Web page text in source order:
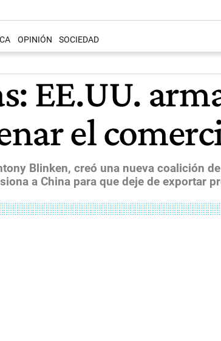
OPINIÓN SOCIEDAD
EE.UU.
el
Blinken, creó una nueva coalición
a China para que deje de exportar